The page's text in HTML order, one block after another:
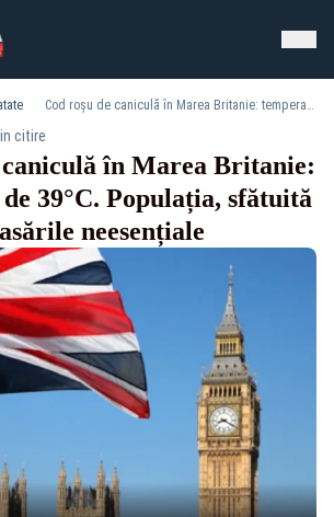
Cod roșu de caniculă în Marea Britanie: temperaturi de 39°C. Populația, sfătuită să evite deplasările neesențiale
citire
caniculă în Marea Britanie:
39°C. Populația, sfătuită
neesențiale